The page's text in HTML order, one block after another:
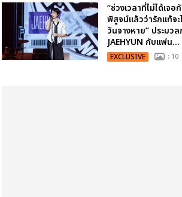
“ช่วงเวลาที่ไม่ได้เจอ
พิสูจน์แล้วว่ารักแท้จะ
วันจางหาย” ประมว
JAEHYUN กับแฟน...
EXCLUSIVE : 10